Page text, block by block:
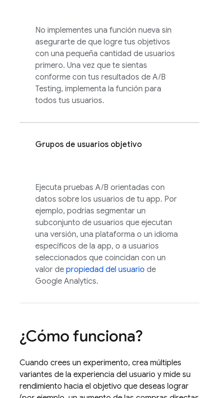
No implementes una función nueva sin
asegurarte de que logre tus objetivos
con una pequeña cantidad de usuarios
primero. Una vez que te sientas
conforme con tus resultados de A/B
Testing, implementa la función para
todos tus usuarios.
Grupos de usuarios objetivo
Ejecuta pruebas A/B orientadas con
datos sobre los usuarios de tu app. Por
ejemplo, podrías segmentar un
subconjunto de usuarios que ejecutan
una versión, una plataforma o un idioma
específicos de la app, o a usuarios
seleccionados que coincidan con un
valor de propiedad del usuario de
Google Analytics.
¿Cómo funciona?
Cuando crees un experimento, crea múltiples
variantes de la experiencia del usuario y mide su
rendimiento hacia el objetivo que deseas lograr